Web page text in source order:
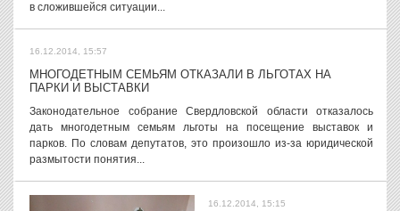
в сложившейся ситуации...
16.12.2014, 15:57
МНОГОДЕТНЫМ СЕМЬЯМ ОТКАЗАЛИ В ЛЬГОТАХ НА
ПАРКИ И ВЫСТАВКИ
Законодательное собрание Свердловской области отказалось
дать многодетным семьям льготы на посещение выставок и
парков. По словам депутатов, это произошло из-за юридической
размытости понятия...
16.12.2014, 15:15